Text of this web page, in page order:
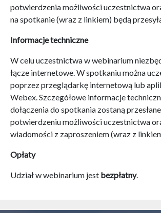
potwierdzenia możliwości uczestnictwa
na spotkanie (wraz z linkiem) będą
Informacje techniczne
W celu uczestnictwa w webinarium
łącze internetowe. W spotkaniu można
poprzez przeglądarkę internetową lub
Webex. Szczegółowe informacje
dołączenia do spotkania zostaną
potwierdzeniu możliwości uczestnictwa
wiadomości z zaproszeniem (wraz z
Opłaty
Udział w webinarium jest bezpłatny.